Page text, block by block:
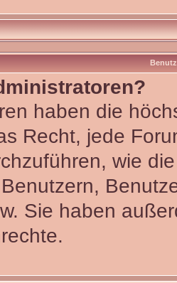
haben die
Recht, jede
wie
Sie haben